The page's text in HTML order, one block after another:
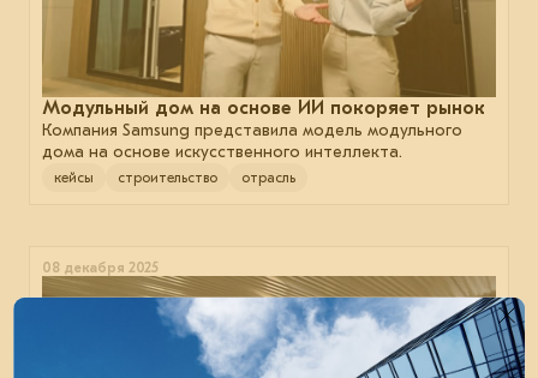
Модульный дом на основе ИИ покоряет рынок
Компания Samsung представила модель модульного
дома на основе искусственного интеллекта.
кейсы строительство отрасль
08 декабря 2025